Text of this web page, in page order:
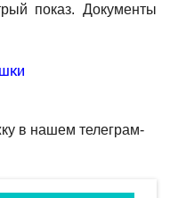
показ. Документы
в нашем телеграм-